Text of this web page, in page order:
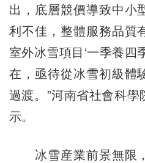
出，底層競價導致中小
利不佳，整體服務品質
室外冰雪項目‘一季養四
在，亟待從冰雪初級體
過渡。”河南省社會科
示。
冰雪産業前景無限